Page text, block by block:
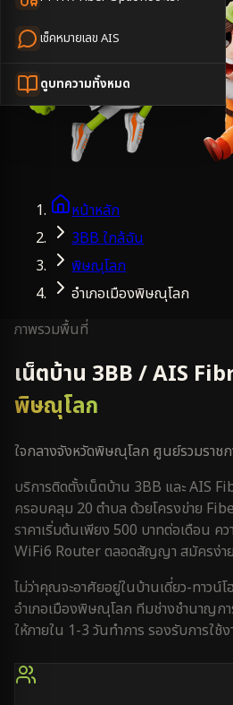
เช็คหมายเลข AIS
ดูบทความทั้งหมด
หน้าหลัก
3BB ใกล้ฉัน
พิษณุโลก
อำเภอเมืองพิษณุโลก
ภาพรวมพื้นที่
เน็ตบ้าน 3BB / AIS
พิษณุโลก
ใจกลางจังหวัดพิษณุโลก ศูนย์รวมราชก
บริการติดตั้งเน็ตบ้าน 3BB และ AIS
ครอบคลุม 20 ตำบล ด้วยโครงข่าย
ราคาเริ่มต้นเพียง 500 บาทต่อเดือน ค
WiFi6 Router ตลอดสัญญา สมัครง่า
ไม่ว่าคุณจะอาศัยอยู่ในบ้านเดี่ยว-ทาวน์
อำเภอเมืองพิษณุโลก ทีมช่างชำนาญก
ให้ภายใน 1-3 วันทำการ รองรับการใช้ง